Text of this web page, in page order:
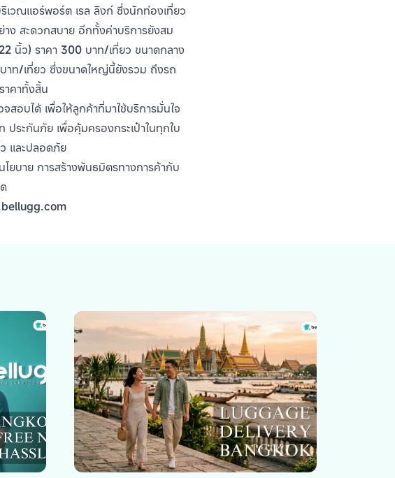
วณแอร์พอร์ต เรล ลิงก์ ซึ่งนักท่องเที่ยว
าง สะดวกสบาย อีกทั้งค่าบริการยังสม
นิ้ว) ราคา 300 บาท/เที่ยว ขนาดกลาง
ท/เที่ยว ซึ่งขนาดใหญ่นี้ยังรวม ถึงรถ
าคาทั้งสิ้น
อบได้ เพื่อให้ลูกค้าที่มาใช้บริการมั่นใจ
ระกันภัย เพื่อคุ้มครองกระเป๋าในทุกใบ
และปลอดภัย
ยบาย การสร้างพันธมิตรทางการค้ากับ